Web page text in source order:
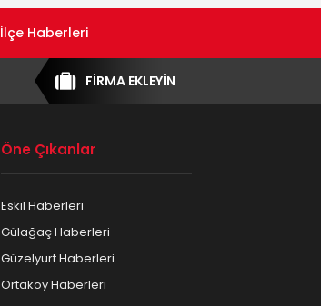
İlçe Haberleri
FİRMA EKLEYİN
Öne Çıkanlar
Eskil Haberleri
Gülağaç Haberleri
Güzelyurt Haberleri
Ortaköy Haberleri